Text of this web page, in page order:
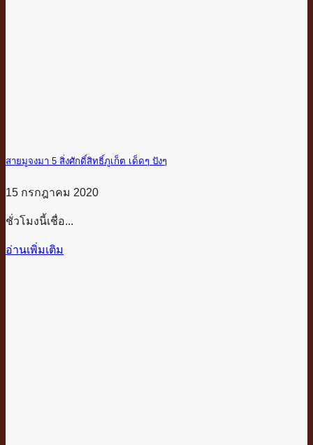
สายมูจงมา 5 สิ่งศักดิ์สิทธิ์ภูเก็ต เด็ดๆ ปังๆ
15 กรกฎาคม 2020
ชั่วโมงนี้เชื่อ...
อ่านเพิ่มเติม